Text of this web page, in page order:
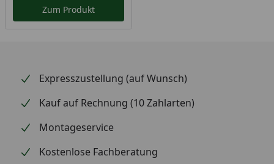
Zum Produkt
Expresszustellung (auf Wunsch)
Kauf auf Rechnung (10 Zahlarten)
Montageservice
Kostenlose Fachberatung